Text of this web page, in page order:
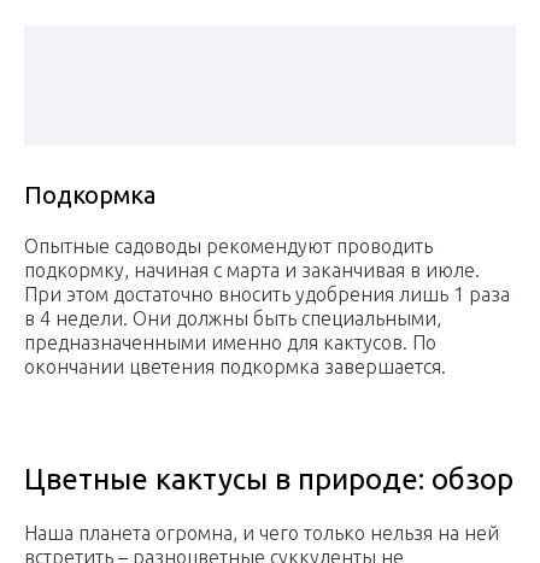
Подкормка
Опытные садоводы рекомендуют проводить
подкормку, начиная с марта и заканчивая в июле.
При этом достаточно вносить удобрения лишь 1 раза
в 4 недели. Они должны быть специальными,
предназначенными именно для кактусов. По
окончании цветения подкормка завершается.
Цветные кактусы в природе: обзор
Наша планета огромна, и чего только нельзя на ней
встретить – разноцветные суккуленты не